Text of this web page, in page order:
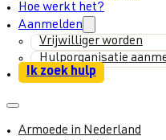
Hoe werkt het?
Aanmelden
Vrijwilliger worden
Hulporganisatie
Ik zoek hulp
Armoede in Nederland